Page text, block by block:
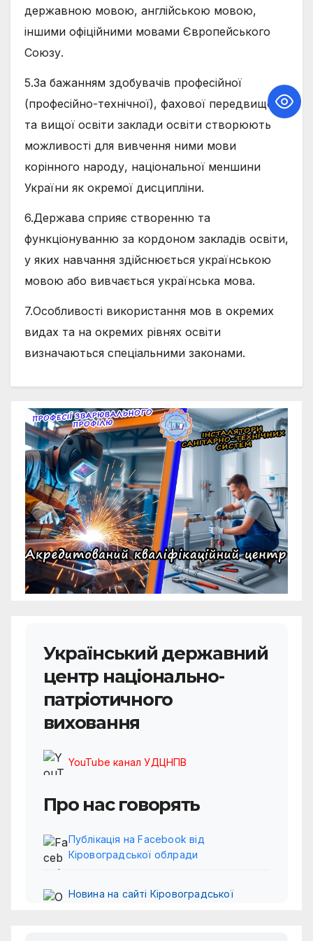
державною мовою, англійською мовою,
іншими офіційними мовами Європейського
Союзу.
5.За бажанням здобувачів професійної
(професійно-технічної), фахової передвищої
та вищої освіти заклади освіти створюють
можливості для вивчення ними мови
корінного народу, національної меншини
України як окремої дисципліни.
6.Держава сприяє створенню та
функціонуванню за кордоном закладів освіти,
у яких навчання здійснюється українською
мовою або вивчається українська мова.
7.Особливості використання мов в окремих
видах та на окремих рівнях освіти
визначаються спеціальними законами.
Український державний
центр національно-
патріотичного
виховання
YouTube канал УДЦНПВ
Про нас говорять
Публікація на Facebook від
Кіровоградської облради
Новина на сайті Кіровоградської